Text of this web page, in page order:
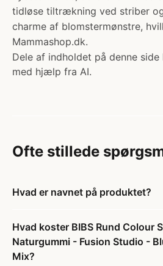
tidløse tiltrækning ved striber
charme af blomstermønstre,
Mammashop.dk.
Dele af indholdet på denne
med hjælp fra AI.
Ofte stillede
Hvad er navnet på produktet?
Hvad koster BIBS Rund Colour
Naturgummi - Fusion Studio -
Mix?